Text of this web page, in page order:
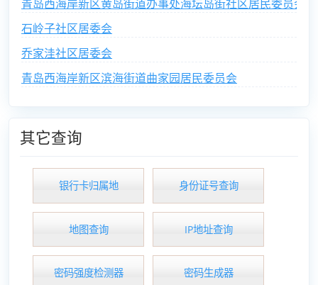
青岛西海岸新区黄岛街道办事处海坛岛街社区居民委员会
石岭子社区居委会
乔家洼社区居委会
青岛西海岸新区滨海街道曲家园居民委员会
其它查询
银行卡归属地 身份证号查询
地图查询 IP地址查询
密码强度检测器 密码生成器